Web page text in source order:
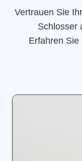
Vertrauen Sie
Schlosser
Erfahren Sie